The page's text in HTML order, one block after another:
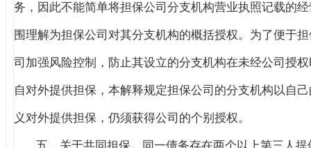
务，因此不能简单将担保公司分支机构营业执照记载的
围理解为担保公司对其分支机构的概括授权。为了便于
司加强风险控制，防止其设立的分支机构在未经公司授
自对外提供担保，本解释规定担保公司的分支机构以自
义对外提供担保，仍须获得公司的个别授权。